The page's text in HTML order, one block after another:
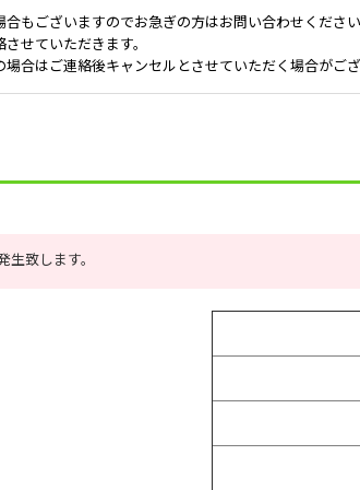
もございますのでお急ぎの方はお問い合わせください
せていただきます。
合はご連絡後キャンセルとさせていただく場合がご
致します。